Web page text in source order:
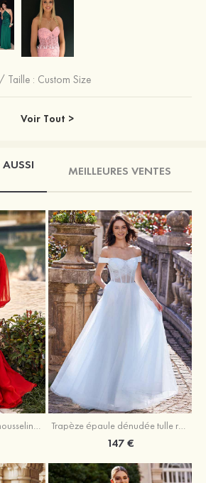
/ Taille : Custom Size
Voir Tout >
MEILLEURES VENTES
Robe trapèze col en v mousseline ras du sol robe de bal Trapèze épaule dénudée tulle ras du sol robe de bal
147 €